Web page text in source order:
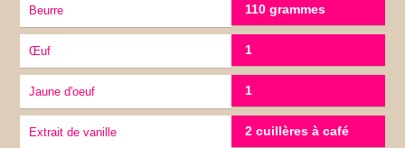
Beurre 110 grammes
œuf 1
jaune d'oeuf 1
Extrait de vanille 2 cuillères à café